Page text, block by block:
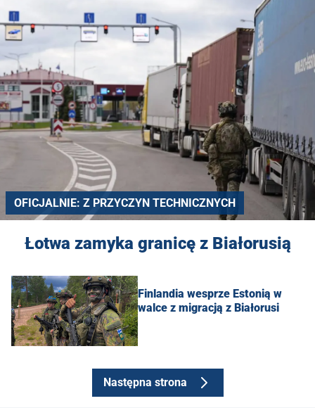
OFICJALNIE: Z PRZYCZYN TECHNICZNYCH
Łotwa zamyka granicę z Białorusią
Finlandia wesprze Estonią w
walce z migracją z Białorusi
Następna strona